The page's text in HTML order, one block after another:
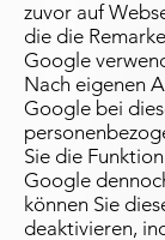
zuvor auf
die die
Google
Nach eigenen
Google bei
Sie die
Google
können Sie
deaktivieren,